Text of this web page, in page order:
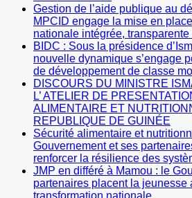
Gestion de l’aide publique au
MPCID engage la mise en
nationale intégrée,
BIDC : Sous la présidence
nouvelle dynamique s’engage
de développement de classe
DISCOURS DU MINISTRE
L’ ATELIER DE
ALIMENTAIRE ET
REPUBLIQUE DE GUINÉE
Sécurité alimentaire et
Gouvernement et ses
renforcer la résilience des
JMP en différé à Mamou : le
partenaires placent la
transformation nationale